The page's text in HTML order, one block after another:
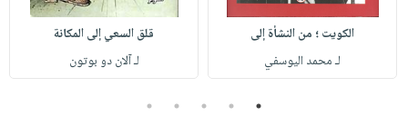
الكويت ؛ من النشأة إلى
لـ محمد اليوسفي
قلق السعي إلى المكانة
لـ آلان دو بوتون
1
2
3
4
5